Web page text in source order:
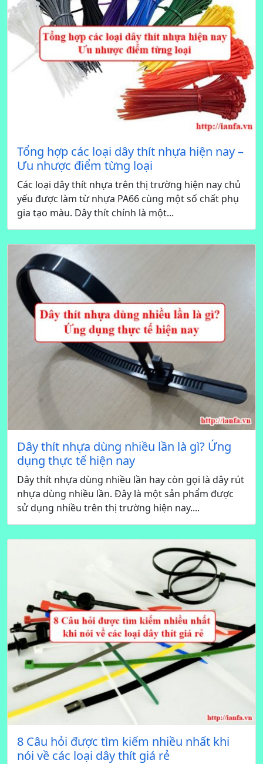
Tổng hợp các loại dây thít nhựa hiện nay –
Ưu nhược điểm từng loại
Các loại dây thít nhựa trên thị trường hiện nay chủ
yếu được làm từ nhựa PA66 cùng một số chất phụ
gia tạo màu. Dây thít chính là một...
Dây thít nhựa dùng nhiều lần là gì? Ứng
dụng thực tế hiện nay
Dây thít nhựa dùng nhiều lần hay còn gọi là dây rút
nhựa dùng nhiều lần. Đây là một sản phẩm được
sử dụng nhiều trên thị trường hiện nay....
8 Câu hỏi được tìm kiếm nhiều nhất khi
nói về các loại dây thít giá rẻ